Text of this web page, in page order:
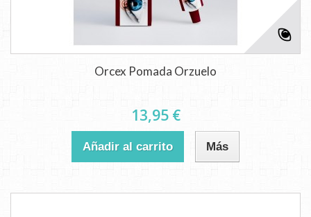
Orcex Pomada Orzuelo
13,95 €
Añadir al carrito Más